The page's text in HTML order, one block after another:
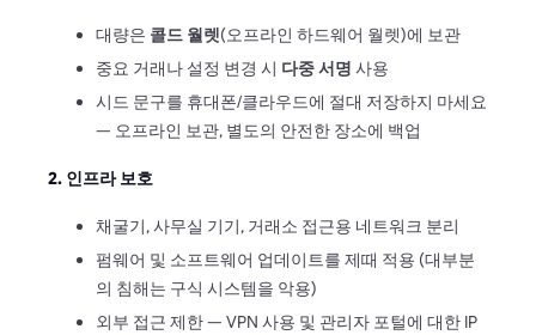
대량은 콜드 월렛(오프라인 하드웨어 월렛)에 보관
중요 거래나 설정 변경 시 다중 서명 사용
시드 문구를 휴대폰/클라우드에 절대 저장하지 마세요
— 오프라인 보관, 별도의 안전한 장소에 백업
2. 인프라 보호
채굴기, 사무실 기기, 거래소 접근용 네트워크 분리
펌웨어 및 소프트웨어 업데이트를 제때 적용 (대부분
의 침해는 구식 시스템을 악용)
외부 접근 제한 — VPN 사용 및 관리자 포털에 대한 IP